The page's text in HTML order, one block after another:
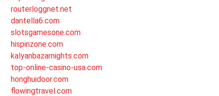
routerloggnet.net
dantella6.com
slotsgamesone.com
hispinzone.com
kalyanbazarnights.com
top-online-casino-usa.com
honghuidoor.com
flowingtravel.com